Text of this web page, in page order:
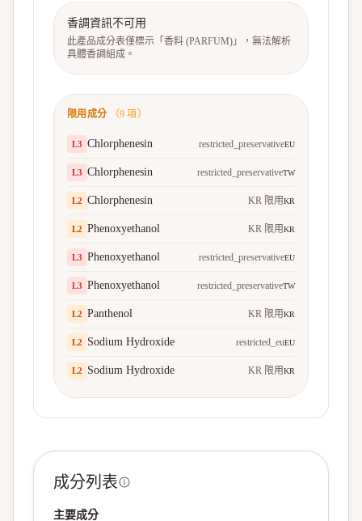
香調資訊不可用
此產品成分表僅標示「香料 (PARFUM)」，無法解析
具體香調組成。
限用成分 （9 項）
L3 Chlorphenesin restricted_preservativeEU
L3 Chlorphenesin restricted_preservativeTW
L2 Chlorphenesin KR 限用KR
L2 Phenoxyethanol KR 限用KR
L3 Phenoxyethanol restricted_preservativeEU
L3 Phenoxyethanol restricted_preservativeTW
L2 Panthenol KR 限用KR
L2 Sodium Hydroxide restricted_euEU
L2 Sodium Hydroxide KR 限用KR
成分列表
主要成分